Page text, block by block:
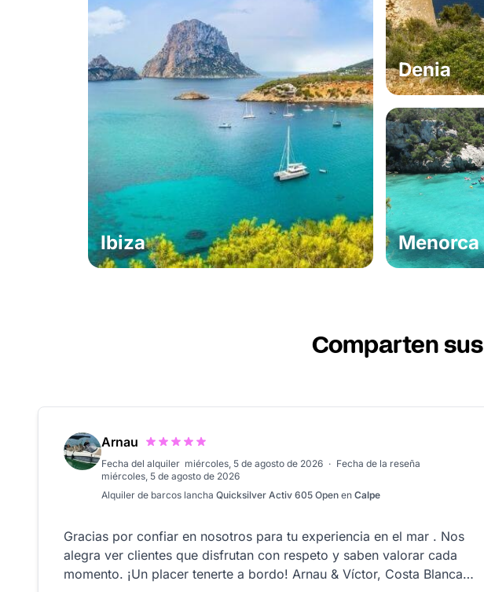
Denia
Ibiza Menorca
Comparten sus
Arnau
Fecha del alquiler miércoles, 5 de agosto de 2026 · Fecha de la reseña
miércoles, 5 de agosto de 2026
Alquiler de barcos lancha Quicksilver Activ 605 Open en Calpe
Gracias por confiar en nosotros para tu experiencia en el mar . Nos
alegra ver clientes que disfrutan con respeto y saben valorar cada
momento. ¡Un placer tenerte a bordo! Arnau & Víctor, Costa Blanca